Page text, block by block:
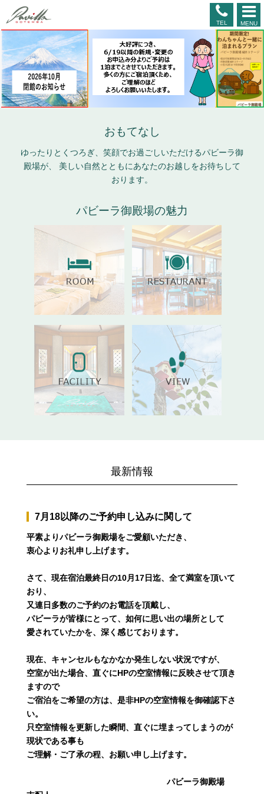
TEL MENU
おもてなし
ゆったりとくつろぎ、笑顔でお過ごしいただけるパビーラ御
殿場が、
美しい自然とともにあなたのお越しをお待ちして
おります。
パビーラ御殿場の魅力
最新情報
7月18以降のご予約申し込みに関して
平素よりパビーラ御殿場をご愛顧いただき、
衷心よりお礼申し上げます。
さて、現在宿泊最終日の10月17日迄、全て満室を頂いて
おり、
又連日多数のご予約のお電話を頂戴し、
パビーラが皆様にとって、如何に思い出の場所として
愛されていたかを、深く感じております。
現在、キャンセルもなかなか発生しない状況ですが、
空室が出た場合、直ぐにHPの空室情報に反映させて頂き
ますので
ご宿泊をご希望の方は、是非HPの空室情報を御確認下さ
い。
只空室情報を更新した瞬間、直ぐに埋まってしまうのが
現状である事も
ご理解・ご了承の程、お願い申し上げます。
パビーラ御殿場